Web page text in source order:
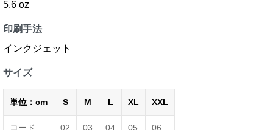
5.6 oz
印刷手法
インクジェット
サイズ
単位：cm S M L XL XXL
コード 02 03 04 05 06